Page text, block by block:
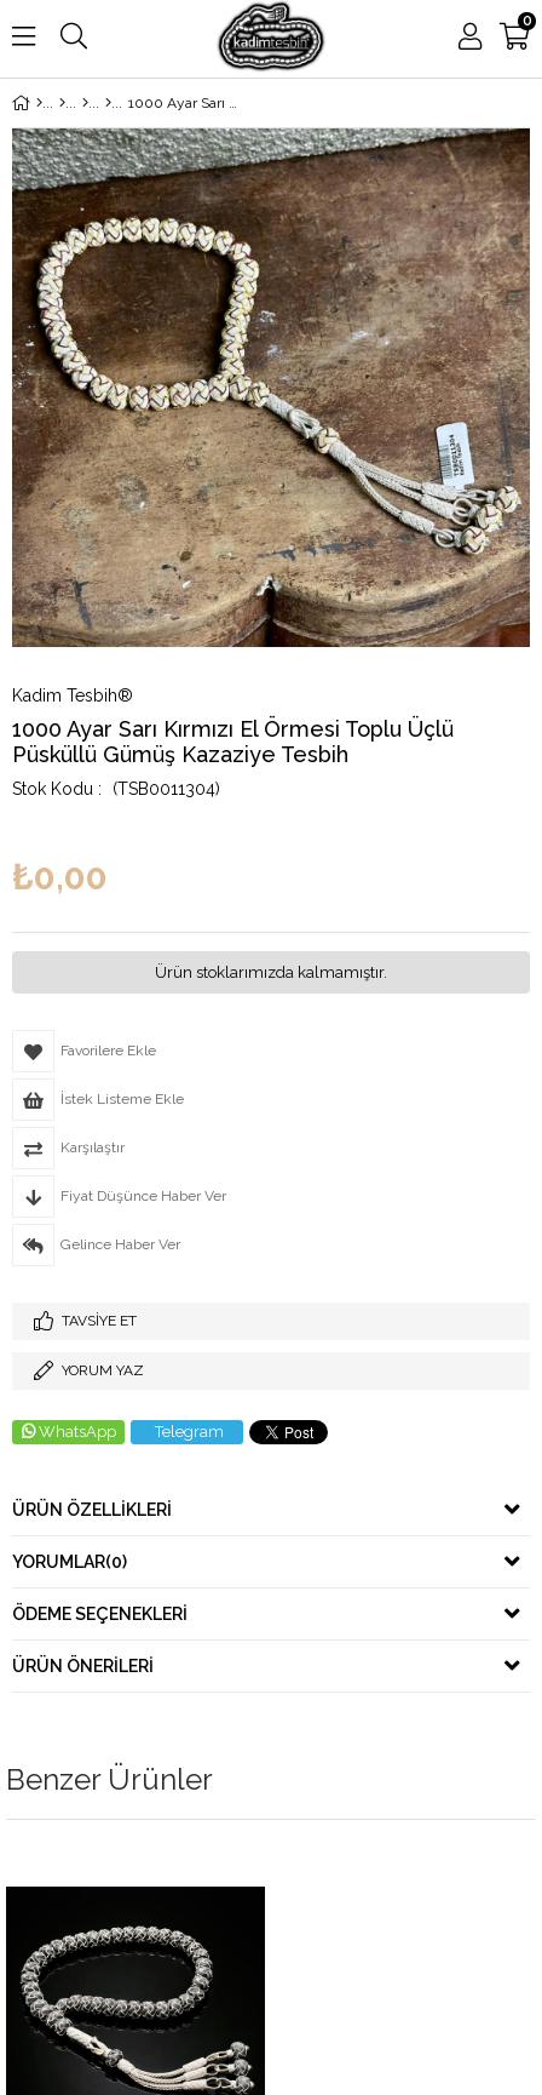
0
1000 Ayar Sarı Kırmızı El Örmesi Toplu Üçlü Püsküllü Gümüş Kazaziye Tesbih
Kadim Tesbih®
1000 Ayar Sarı Kırmızı El Örmesi Toplu Üçlü
Püsküllü Gümüş Kazaziye Tesbih
(TSB0011304)
₺0,00
Ürün stoklarımızda kalmamıştır.
Favorilere Ekle
İstek Listeme Ekle
Karşılaştır
Fiyat Düşünce Haber Ver
Gelince Haber Ver
TAVSIYE ET
YORUM YAZ
WhatsApp Telegram
ÜRÜN ÖZELLIKLERI
YORUMLAR(0)
ÖDEME SEÇENEKLERI
ÜRÜN ÖNERILERI
Benzer Ürünler